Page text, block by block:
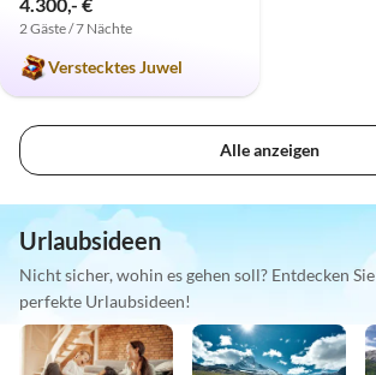
2 Gäste / 7 Nächte
Verstecktes Juwel
Alle anzeigen
Urlaubsideen
Nicht sicher, wohin es gehen soll? Entdecken Sie
perfekte Urlaubsideen!